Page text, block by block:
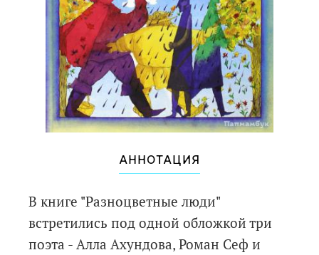
АННОТАЦИЯ
В книге "Разноцветные люди"
встретились под одной обложкой три
поэта - Алла Ахундова, Роман Сеф и